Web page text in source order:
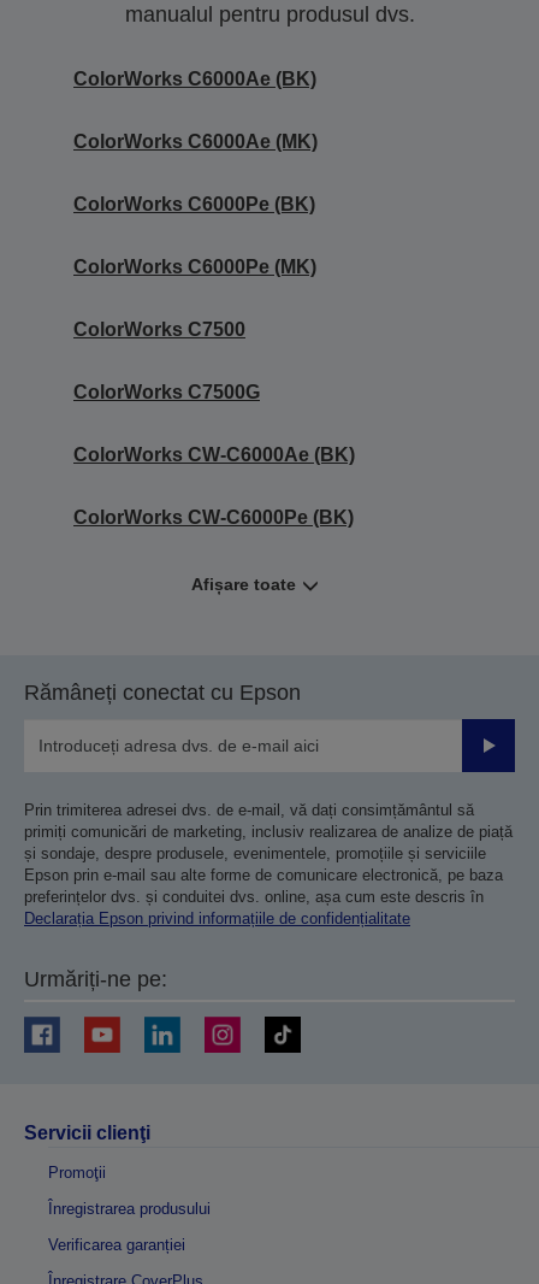
manualul pentru produsul dvs.
ColorWorks C6000Ae (BK)
ColorWorks C6000Ae (MK)
ColorWorks C6000Pe (BK)
ColorWorks C6000Pe (MK)
ColorWorks C7500
ColorWorks C7500G
ColorWorks CW-C6000Ae (BK)
ColorWorks CW-C6000Pe (BK)
Afișare toate
Rămâneți conectat cu Epson
Prin trimiterea adresei dvs. de e-mail, vă dați consimțământul să
primiți comunicări de marketing, inclusiv realizarea de analize de piață
și sondaje, despre produsele, evenimentele, promoțiile și serviciile
Epson prin e-mail sau alte forme de comunicare electronică, pe baza
preferințelor dvs. și conduitei dvs. online, așa cum este descris în
Declarația Epson privind informațiile de confidențialitate
Urmăriți-ne pe:
Servicii clienţi
Promoţii
Înregistrarea produsului
Verificarea garanției